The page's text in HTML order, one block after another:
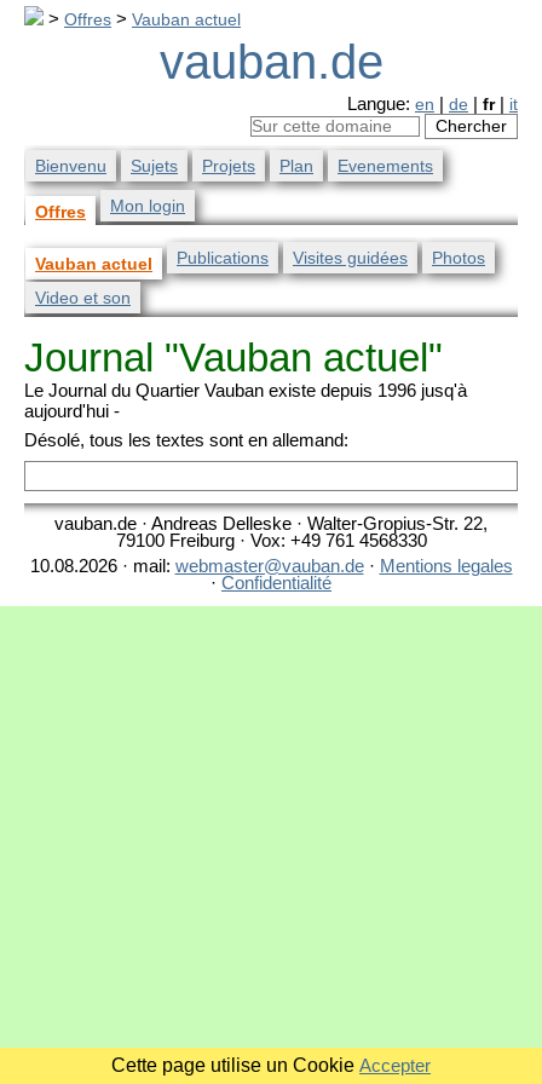
> Offres > Vauban actuel
vauban.de
Langue: en de fr| it
Bienvenu Sujets Projets Plan Evenements
Offres Mon login
Vauban actuel Publications Visites guidées Photos
Video et son
Journal "Vauban actuel"
Le Journal du Quartier Vauban existe depuis 1996 jusq'à
aujourd'hui -
Désolé, tous les textes sont en allemand:
vauban.de · Andreas Delleske · Walter-Gropius-Str. 22,
79100 Freiburg · Vox: +49 761 4568330
10.08.2026 · mail: webmaster@vauban.de· Mentions legales
· Confidentialité
Cette page utilise un Cookie Accepter